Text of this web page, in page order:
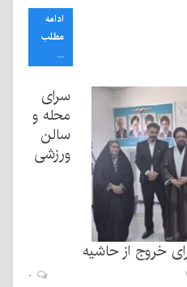
ادامه
مطلب
...
سرای
محله و
سالن
ورزشی
خروج از حاشیه